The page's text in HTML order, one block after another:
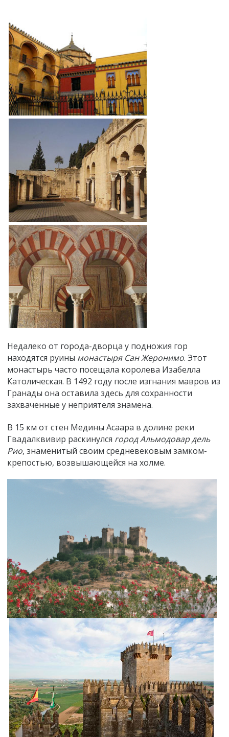
Недалеко от города-дворца у подножия гор
находятся руины монастыря Сан Жеронимо. Этот
монастырь часто посещала королева Изабелла
Католическая. В 1492 году после изгнания мавров из
Гранады она оставила здесь для сохранности
захваченные у неприятеля знамена.
В 15 км от стен Медины Асаара в долине реки
Гвадалквивир раскинулся город Альмодовар дель
Рио, знаменитый своим средневековым замком-
крепостью, возвышающейся на холме.